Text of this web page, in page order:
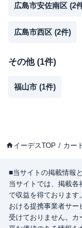
広島市安佐南区 (2
広島市西区 (2件)
その他(1件)
福山市 (1件)
イーデスTOP カー
■当サイトの掲載情報
当サイトでは、掲載
で収益を得ております
おける提携事業者サ
受けておりません。カ